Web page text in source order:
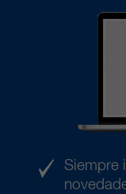
Siempre